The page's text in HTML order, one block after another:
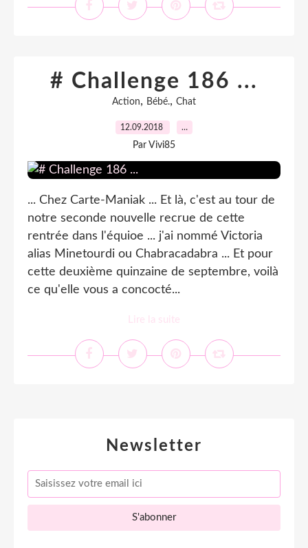
# Challenge 186 ...
Action, Bébé., Chat
12.09.2018 …
Par Vivi85
... Chez Carte-Maniak ... Et là, c'est au tour de
notre seconde nouvelle recrue de cette
rentrée dans l'équioe ... j'ai nommé Victoria
alias Minetourdi ou Chabracadabra ... Et pour
cette deuxième quinzaine de septembre, voilà
ce qu'elle vous a concocté...
Lire la suite
Newsletter